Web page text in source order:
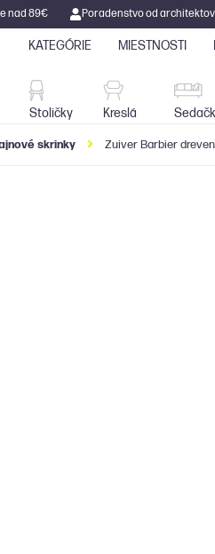
nad 89€ Poradenstvo od architektov
KATEGÓRIE
Kreslá
MIESTNOSTI
Stoličky Kreslá
skrinky Zuiver Barbier